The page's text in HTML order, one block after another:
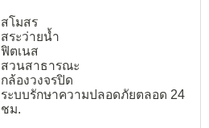
สโมสร
สระว่ายน้ำ
ฟิตเนส
สวนสาธารณะ
กล้องวงจรปิด
ระบบรักษาความปลอดภัยตลอด 24
ชม.